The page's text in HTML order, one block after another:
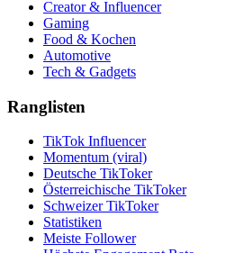
Creator & Influencer
Gaming
Food & Kochen
Automotive
Tech & Gadgets
Ranglisten
TikTok Influencer
Momentum (viral)
Deutsche TikToker
Österreichische TikToker
Schweizer TikToker
Statistiken
Meiste Follower